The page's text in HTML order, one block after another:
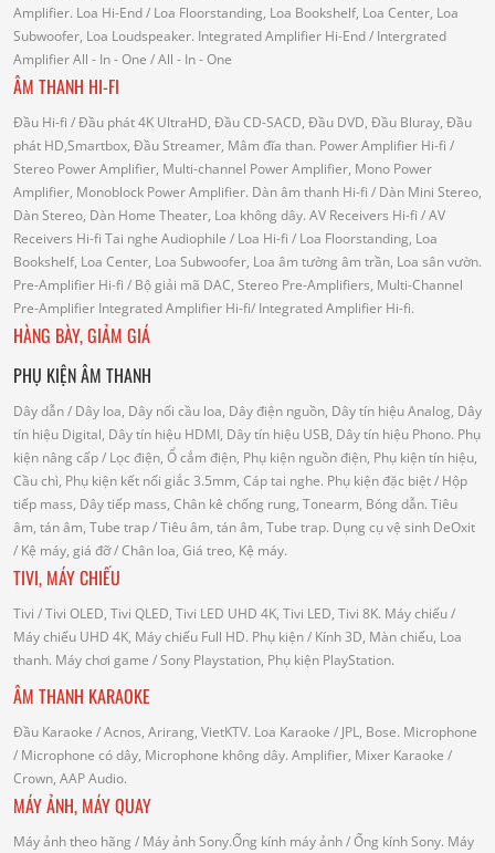
Amplifier. Loa Hi-End/ Loa Floorstanding, Loa Bookshelf, Loa Center, Loa
Subwoofer, Loa Loudspeaker. Integrated Amplifier Hi-End/ Intergrated
AmplifierAll - In - One / All - In - One
ÂM THANH HI-FI
Đầu Hi-fi / Đầu phát 4K UltraHD, Đầu CD-SACD, Đầu DVD, Đầu Bluray, Đầu
phát HD,Smartbox, Đầu Streamer, Mâm đĩa than. Power Amplifier Hi-fi /
Stereo Power Amplifier, Multi-channel Power Amplifier, Mono Power
Amplifier, Monoblock Power Amplifier. Dàn âm thanh Hi-fi / Dàn Mini Stereo,
Dàn Stereo, Dàn Home Theater, Loa không dây. AV Receivers Hi-fi / AV
Receivers Hi-fi Tai nghe Audiophile / Loa Hi-fi / Loa Floorstanding, Loa
Bookshelf, Loa Center, Loa Subwoofer, Loa âm tường âm trần, Loa sân vườn.
Pre-Amplifier Hi-fi / Bộ giải mã DAC, Stereo Pre-Amplifiers, Multi-Channel
Pre-Amplifier Integrated Amplifier Hi-fi/ Integrated Amplifier Hi-fi.
HÀNG BÀY, GIẢM GIÁ
PHỤ KIỆN ÂM THANH
Dây dẫn/ Dây loa, Dây nối cầu loa, Dây điện nguồn, Dây tín hiệu Analog, Dây
tín hiệu Digital, Dây tín hiệu HDMI, Dây tín hiệu USB, Dây tín hiệu Phono. Phụ
kiện nâng cấp/ Lọc điện, Ổ cắm điện, Phụ kiện nguồn điện, Phụ kiện tín hiệu,
Cầu chì, Phụ kiện kết nối giắc 3.5mm, Cáp tai nghe. Phụ kiện đặc biệt/ Hộp
tiếp mass, Dây tiếp mass, Chân kê chống rung, Tonearm, Bóng dẫn. Tiêu
âm, tán âm, Tube trap/ Tiêu âm, tán âm, Tube trap. Dụng cụ vệ sinh DeOxit
/ Kệ máy, giá đỡ/ Chân loa, Giá treo, Kệ máy.
TIVI, MÁY CHIẾU
Tivi / Tivi OLED, Tivi QLED, Tivi LED UHD 4K, Tivi LED, Tivi 8K. Máy chiếu/
Máy chiếu UHD 4K, Máy chiếu Full HD. Phụ kiện/ Kính 3D, Màn chiếu, Loa
thanh. Máy chơi game / Sony Playstation, Phụ kiện PlayStation.
ÂM THANH KARAOKE
Đầu Karaoke / Acnos, Arirang, VietKTV. Loa Karaoke / JPL, Bose. Microphone
/ Microphone có dây, Microphone không dây. Amplifier, Mixer Karaoke /
Crown, AAP Audio.
MÁY ẢNH, MÁY QUAY
Máy ảnh theo hãng / Máy ảnh Sony.Ống kính máy ảnh / Ống kính Sony. Máy